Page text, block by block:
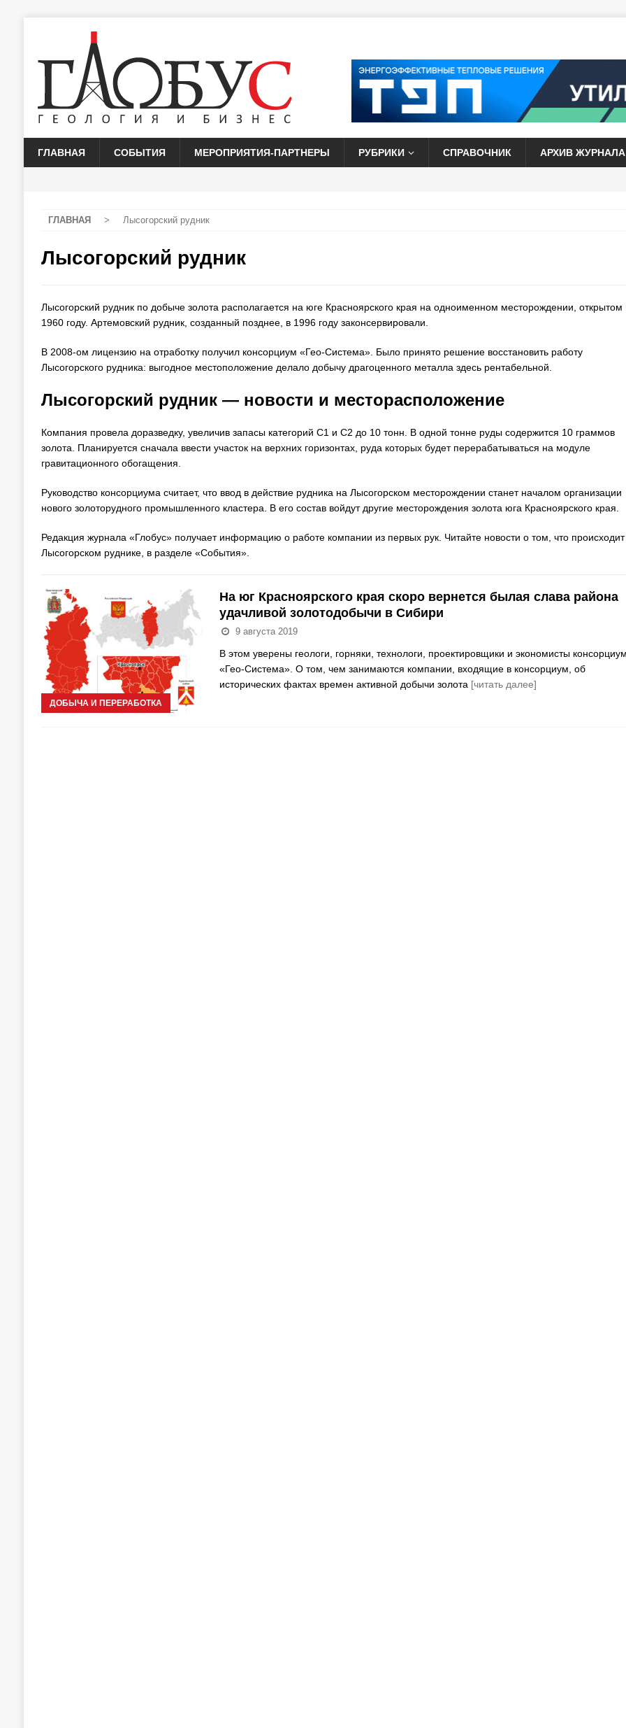
ГЛАВНАЯ СОБЫТИЯ МЕРОПРИЯТИЯ-ПАРТНЕРЫ РУБРИКИ СПРАВОЧНИК АРХИВ ЖУРНАЛА
ГЛАВНАЯ > Лысогорский рудник
Лысогорский рудник
Лысогорский рудник по добыче золота располагается на юге Красноярского края на одноименном месторождении, открытом
1960 году. Артемовский рудник, созданный позднее, в 1996 году законсервировали.
В 2008-ом лицензию на отработку получил консорциум «Гео-Система». Было принято решение восстановить работу
Лысогорского рудника: выгодное местоположение делало добычу драгоценного металла здесь рентабельной.
Лысогорский рудник — новости и месторасположение
Компания провела доразведку, увеличив запасы категорий С1 и С2 до 10 тонн. В одной тонне руды содержится 10 граммов
золота. Планируется сначала ввести участок на верхних горизонтах, руда которых будет перерабатываться на модуле
гравитационного обогащения.
Руководство консорциума считает, что ввод в действие рудника на Лысогорском месторождении станет началом организации
нового золоторудного промышленного кластера. В его состав войдут другие месторождения золота юга Красноярского края.
Редакция журнала «Глобус» получает информацию о работе компании из первых рук. Читайте новости о том, что
Лысогорском руднике, в разделе «События».
ДОБЫЧА И ПЕРЕРАБОТКА
На юг Красноярского края скоро вернется былая слава района
удачливой золотодобычи в Сибири
9 августа 2019
В этом уверены геологи, горняки, технологи, проектировщики и экономисты
«Гео-Система». О том, чем занимаются компании, входящие в консорциум, об
исторических фактах времен активной добычи золота [читать далее]